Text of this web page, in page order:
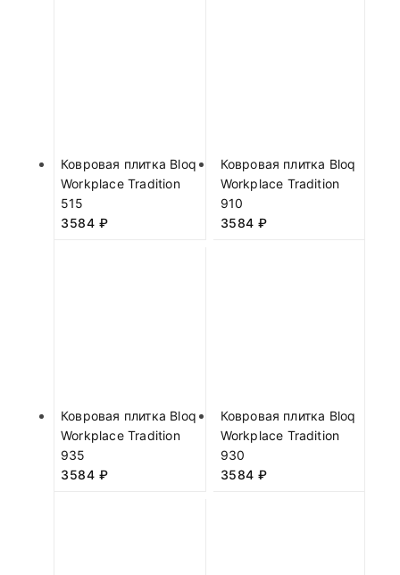
Ковровая плитка Bloq
Workplace Tradition
515
3584 ₽
Ковровая плитка Bloq
Workplace Tradition
910
3584 ₽
Ковровая плитка Bloq
Workplace Tradition
935
3584 ₽
Ковровая плитка Bloq
Workplace Tradition
930
3584 ₽